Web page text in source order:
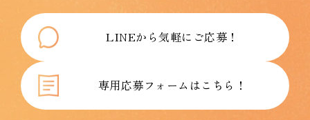
LINEから気軽にご応募！
専用応募フォームはこちら！